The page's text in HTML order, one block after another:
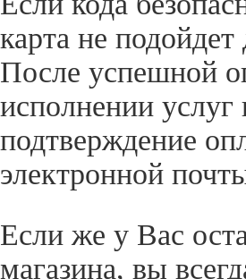
карта не
После успешной
исполнении услуг
подтверждение
электронной
Если же у Вас
магазина, вы